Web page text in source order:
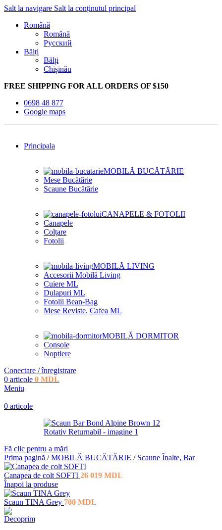
Salt la navigare Salt la conținutul principal
Română
Română
Русский
Bălți
Bălți
Chișinău
FREE SHIPPING FOR ALL ORDERS OF $150
0698 48 877
Google maps
Principala
MOBILĂ BUCĂTĂRIE
Mese Bucătărie
Scaune Bucătărie
CANAPELE & FOTOLII
Canapele
Colțare
Fotolii
MOBILĂ LIVING
Accesorii Mobilă Living
Cuiere ML
Dulapuri ML
Fotolii Bean-Bag
Mese Reviste, Cafea ML
MOBILĂ DORMITOR
Console
Noptiere
Conectare / înregistrare
0 articole 0 MDL
Meniu
0 articole
Fă clic pentru a mări
Prima pagină / MOBILĂ BUCĂTĂRIE / Scaune Înalte, Bar
Canapea de colt SOFTI 26 019 MDL
Înapoi la produse
Scaun TINA Grey 700 MDL